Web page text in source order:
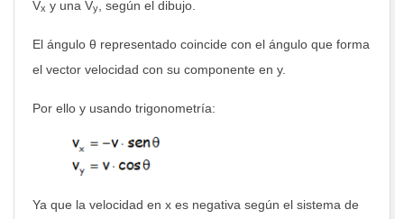
Vx y una Vy , según el dibujo.
El ángulo θ representado coincide con el ángulo que forma
el vector velocidad con su componente en y.
Por ello y usando trigonometría:
Ya que la velocidad en x es negativa según el sistema de